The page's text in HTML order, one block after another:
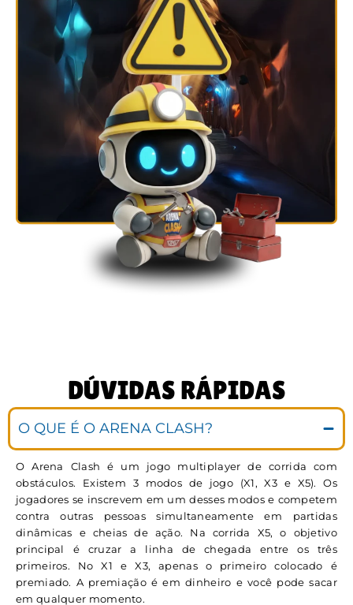
DÚVIDAS RÁPIDAS
O QUE É O ARENA CLASH?
O Arena Clash é um jogo multiplayer de corrida com
obstáculos. Existem 3 modos de jogo (X1, X3 e X5). Os
jogadores se inscrevem em um desses modos e competem
contra outras pessoas simultaneamente em partidas
dinâmicas e cheias de ação. Na corrida X5, o objetivo
principal é cruzar a linha de chegada entre os três
primeiros. No X1 e X3, apenas o primeiro colocado é
premiado. A premiação é em dinheiro e você pode sacar
em qualquer momento.